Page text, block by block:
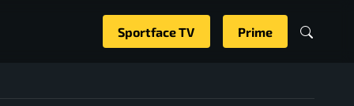
Sportface TV Prime